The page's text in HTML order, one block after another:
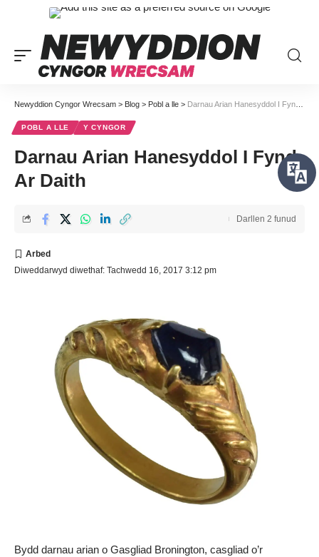
Newyddion Cyngor Wrecsam > Blog > Pobl a lle > Darnau Arian Hanesyddol I Fynd Ar Daith
POBL A LLE Y CYNGOR
Darnau Arian Hanesyddol I Fynd
Ar Daith
Diweddarwyd diwethaf: Tachwedd 16, 2017 3:12 pm
Darllen 2 funud
Bydd darnau arian o Gasgliad Bronington, casgliad o’r